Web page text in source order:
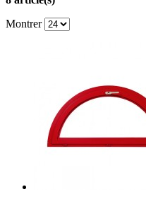
Montrer